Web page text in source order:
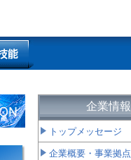
企業情報
トップメッセージ
企業概要・事業拠点